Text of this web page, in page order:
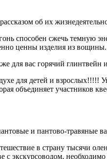
об их
способен сжечь темную
ценны изделия из
для вас горячий
для детей и взрослых!!!!!
объединяет участников
и пантово-травяные
в страну тысячи
с экскурсоводом,